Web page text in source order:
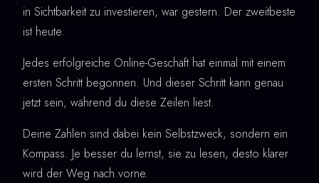
in Sichtbarkeit zu investieren, war gestern. Der zweitbeste
ist heute.
Jedes erfolgreiche Online-Geschäft hat einmal mit einem
ersten Schritt begonnen. Und dieser Schritt kann genau
jetzt sein, während du diese Zeilen liest.
Deine Zahlen sind dabei kein Selbstzweck, sondern ein
Kompass. Je besser du lernst, sie zu lesen, desto klarer
wird der Weg nach vorne.